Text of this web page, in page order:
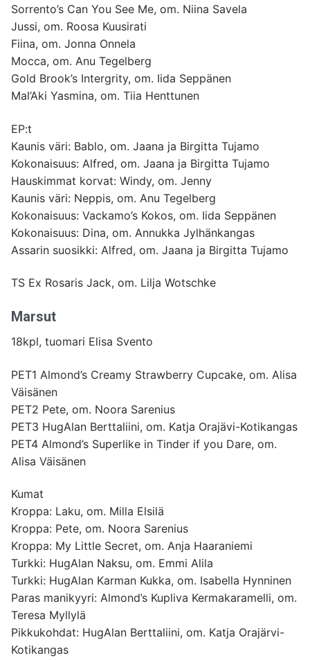
Sorrento’s Can You See Me, om. Niina Savela
Jussi, om. Roosa Kuusirati
Fiina, om. Jonna Onnela
Mocca, om. Anu Tegelberg
Gold Brook’s Intergrity, om. Iida Seppänen
Mal’Aki Yasmina, om. Tiia Henttunen
EP:t
Kaunis väri: Bablo, om. Jaana ja Birgitta Tujamo
Kokonaisuus: Alfred, om. Jaana ja Birgitta Tujamo
Hauskimmat korvat: Windy, om. Jenny
Kaunis väri: Neppis, om. Anu Tegelberg
Kokonaisuus: Vackamo’s Kokos, om. Iida Seppänen
Kokonaisuus: Dina, om. Annukka Jylhänkangas
Assarin suosikki: Alfred, om. Jaana ja Birgitta Tujamo
TS Ex Rosaris Jack, om. Lilja Wotschke
Marsut
18kpl, tuomari Elisa Svento
PET1 Almond’s Creamy Strawberry Cupcake, om. Alisa
Väisänen
PET2 Pete, om. Noora Sarenius
PET3 HugAlan Berttaliini, om. Katja Orajävi-Kotikangas
PET4 Almond’s Superlike in Tinder if you Dare, om.
Alisa Väisänen
Kumat
Kroppa: Laku, om. Milla Elsilä
Kroppa: Pete, om. Noora Sarenius
Kroppa: My Little Secret, om. Anja Haaraniemi
Turkki: HugAlan Naksu, om. Emmi Alila
Turkki: HugAlan Karman Kukka, om. Isabella Hynninen
Paras manikyyri: Almond’s Kupliva Kermakaramelli, om.
Teresa Myllylä
Pikkukohdat: HugAlan Berttaliini, om. Katja Orajärvi-
Kotikangas